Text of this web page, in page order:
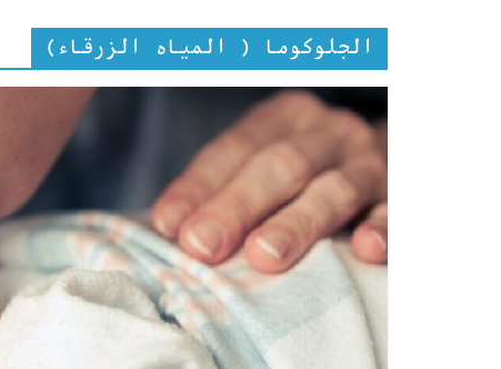
الجلوكوما ( المياه الزرقاء)